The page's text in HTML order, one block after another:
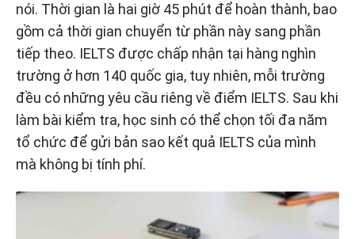
nói. Thời gian là hai giờ 45 phút để hoàn thành, bao
gồm cả thời gian chuyển từ phần này sang phần
tiếp theo. IELTS được chấp nhận tại hàng nghìn
trường ở hơn 140 quốc gia, tuy nhiên, mỗi trường
đều có những yêu cầu riêng về điểm IELTS. Sau khi
làm bài kiểm tra, học sinh có thể chọn tối đa năm
tổ chức để gửi bản sao kết quả IELTS của mình
mà không bị tính phí.